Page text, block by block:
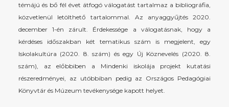
témájú és bő fél évet átfogó válogatást tartalmaz a bibliográfia,
közvetlenül letölthető tartalommal. Az anyaggyűjtés 2020.
december 1-én zárult. Érdekessége a válogatásnak, hogy a
kérdéses időszakban két tematikus szám is megjelent, egy
Iskolakultúra (2020. 8. szám) és egy Új Köznevelés (2020. 8.
szám), az előbbiben a Mindenki iskolája projekt kutatási
részeredményei, az utóbbiban pedig az Országos Pedagógiai
Könyvtár és Múzeum tevékenysége kapott helyet.